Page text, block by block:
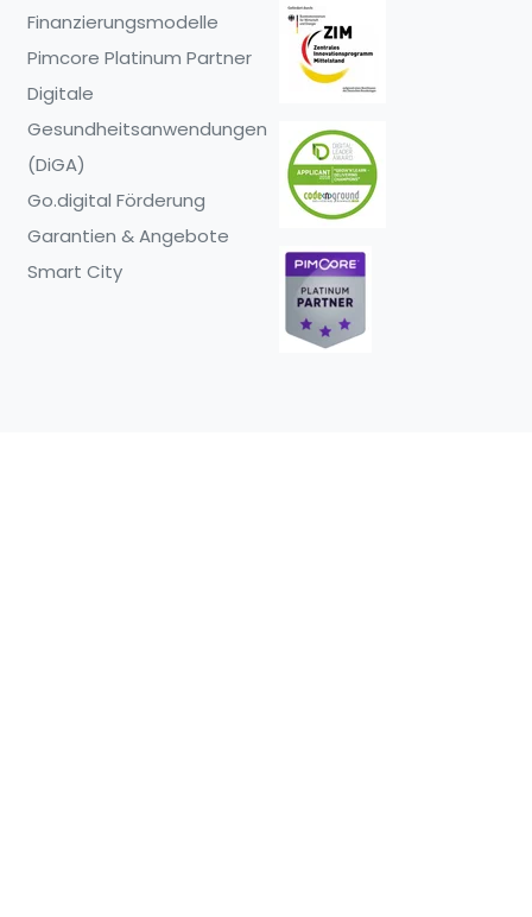
Finanzierungsmodelle
Pimcore Platinum Partner
Digitale
Gesundheitsanwendungen
(DiGA)
Go.digital Förderung
Garantien & Angebote
Smart City